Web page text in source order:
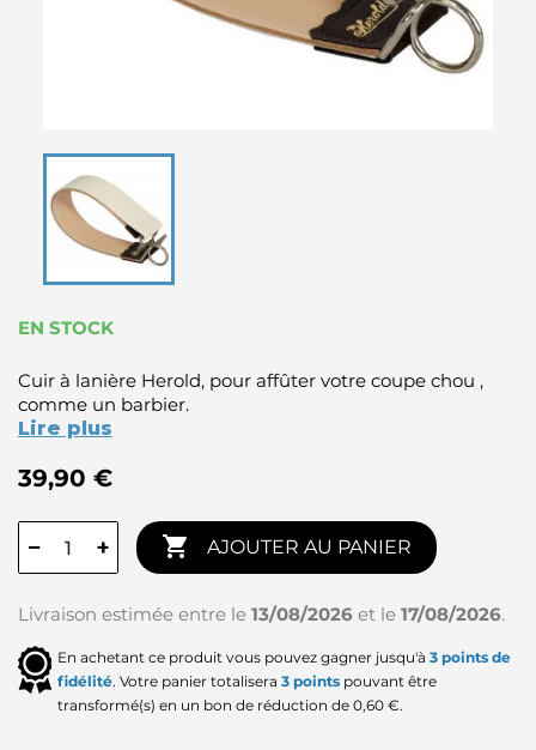
EN STOCK
Cuir à lanière Herold, pour affûter votre coupe chou ,
comme un barbier.
Lire plus
39,90 €
− +  AJOUTER AU PANIER
Livraison estimée entre le 13/08/2026 et le 17/08/2026.
En achetant ce produit vous pouvez gagner jusqu'à 3 points de
fidélité. Votre panier totalisera 3 points pouvant être
transformé(s) en un bon de réduction de 0,60 €.